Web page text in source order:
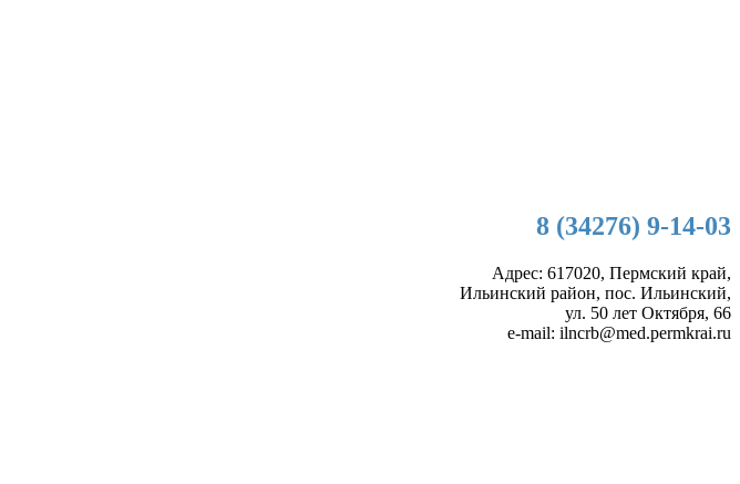
8 (34276) 9-14-03
Адрес: 617020, Пермский край,
Ильинский район, пос. Ильинский,
ул. 50 лет Октября, 66
e-mail: ilncrb@med.permkrai.ru